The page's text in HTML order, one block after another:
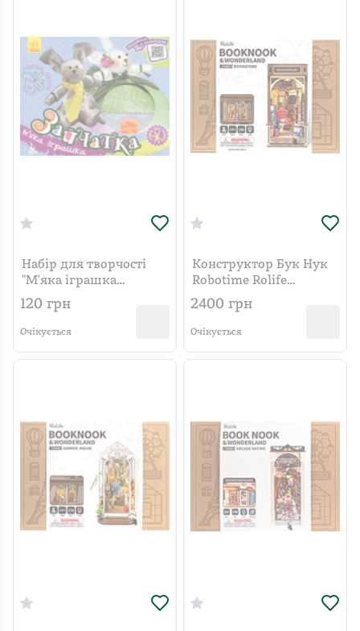
Набір для творчості
"М'яка іграшка
Зайчатка"
120 грн
Очікується
Конструктор Бук Нук
Robotime Rolife
Книжкова крамниця
2400 грн
Очікується